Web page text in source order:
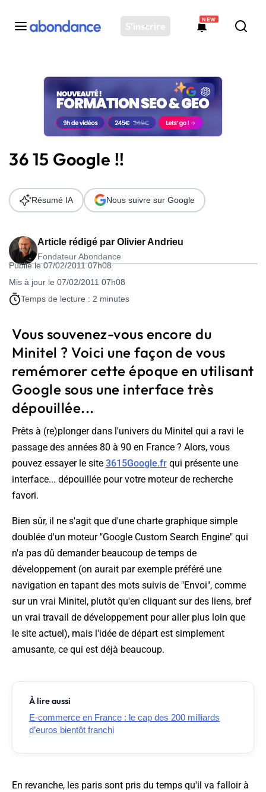
S'inscrire
NEW
Toutes les actus
Actus SEO
Plateforme
Solutions
Ressources
Audit SEO
36 15 Google !!
Article rédigé par Olivier Andrieu
Fondateur Abondance
Publié le 07/02/2011 07h08
Mis à jour le 07/02/2011 07h08
Temps de lecture : 2 minutes
Résumé IA Nous suivre sur Google
Vous souvenez-vous encore du
Minitel ? Voici une façon de vous
remémorer cette époque en utilisant
Google sous une interface très
dépouillée...
Prêts à (re)plonger dans l'univers du Minitel qui a ravi le
passage des années 80 à 90 en France ? Alors, vous
pouvez essayer le site 3615Google.fr qui présente une
interface... dépouillée pour votre moteur de recherche
favori.
Bien sûr, il ne s'agit que d'une charte graphique simple
doublée d'un moteur "Google Custom Search Engine" qui
n'a pas dû demander beaucoup de temps de
développement (on aurait par exemple préféré une
navigation en tapant des mots suivis de "Envoi", comme
sur un vrai Minitel, plutôt qu'en cliquant sur des liens, bref
un vrai travail de développement pour aller plus loin que
le site actuel), mais l'idée de départ est simplement
amusante, ce qui est déjà beaucoup.
À lire aussi
E-commerce en France : le cap des 200 milliards
d’euros bientôt franchi
En revanche, les paris sont pris du temps qu'il va falloir à